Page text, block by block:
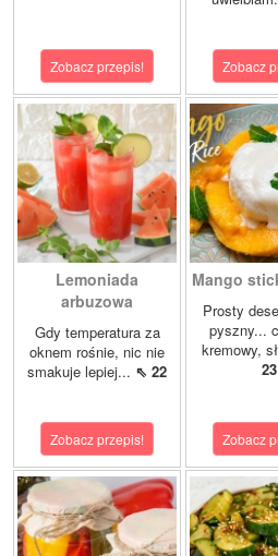
Zobacz przepis! Zobacz
Lemoniada
arbuzowa
Gdy temperatura za
oknem rośnie, nic nie
smakuje lepiej... ⇖ 22
Zobacz przepis!
Mango
Prosty
pyszny...
kremowy,
23
Zobacz